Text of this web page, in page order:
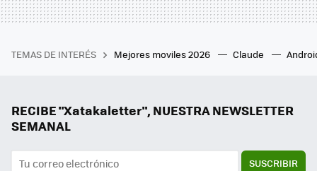
TEMAS DE INTERÉS Mejores moviles 2026 Claude
RECIBE "Xatakaletter", NUESTRA NEWSLETTER
SEMANAL
SUSCRIBIR